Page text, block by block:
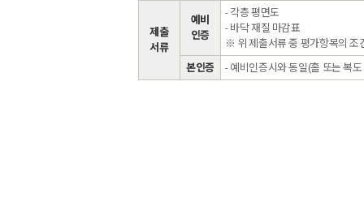
제출
서류
예비
인증
- 각층 평면도
- 바닥 재질 마감표
※ 위 제출서류 중 평가항목의 조
본인증
- 예비인증시와 동일(홀 또는 복